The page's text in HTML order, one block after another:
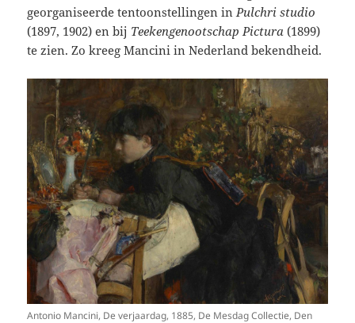
georganiseerde tentoonstellingen in Pulchri studio
(1897, 1902) en bij Teekengenootschap Pictura(1899)
te zien. Zo kreeg Mancini in Nederland bekendheid.
Antonio Mancini, De verjaardag, 1885, De Mesdag Collectie, Den